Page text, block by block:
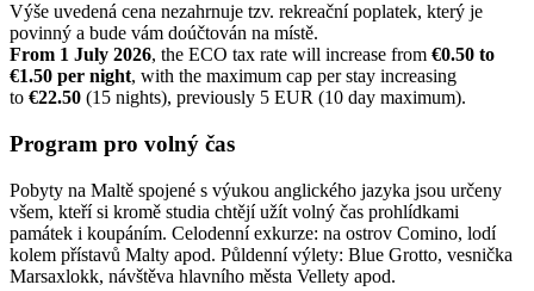
Výše uvedená cena nezahrnuje tzv. rekreační poplatek, který je
povinný a bude vám doúčtován na místě.
From 1 July 2026, the ECO tax rate will increase from €0.50 to
€1.50 per night, with the maximum cap per stay increasing
to €22.50 (15 nights), previously 5 EUR (10 day maximum).
Program pro volný čas
Pobyty na Maltě spojené s výukou anglického jazyka jsou určeny
všem, kteří si kromě studia chtějí užít volný čas prohlídkami
památek i koupáním. Celodenní exkurze: na ostrov Comino, lodí
kolem přístavů Malty apod. Půldenní výlety: Blue Grotto, vesnička
Marsaxlokk, návštěva hlavního města Vellety apod.